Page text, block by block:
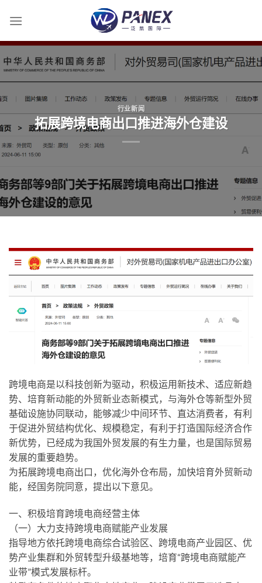
行业新闻
拓展跨境电商出口推进海外仓建设
跨境电商是以科技创新为驱动，积极运用新技术、适应新趋
势、培育新动能的外贸新业态新模式，与海外仓等新型外贸
基础设施协同联动，能够减少中间环节、直达消费者，有利
于促进外贸结构优化、规模稳定，有利于打造国际经济合作
新优势，已经成为我国外贸发展的有生力量，也是国际贸易
发展的重要趋势。
为拓展跨境电商出口，优化海外仓布局，加快培育外贸新动
能，经国务院同意，提出以下意见。
一、积极培育跨境电商经营主体
（一）大力支持跨境电商赋能产业发展
指导地方依托跨境电商综合试验区、跨境电商产业园区、优
势产业集群和外贸转型升级基地等，培育“跨境电商赋能产
业带”模式发展标杆。